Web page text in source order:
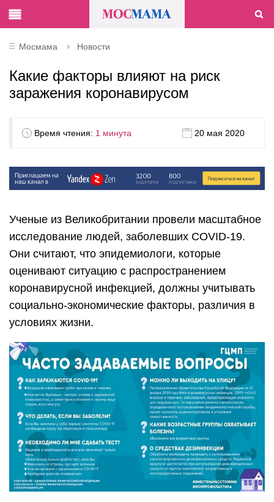
Мосмама Новости
Какие факторы влияют на риск
заражения коронавирусом
Время чтения: 1 минута 20 мая 2020
Ученые из Великобритании провели масштабное
исследование людей, заболевших COVID-19.
Они считают, что эпидемиологи, которые
оценивают ситуацию с распространением
коронавирусной инфекцией, должны учитывать
социально-экономические факторы, различия в
условиях жизни.